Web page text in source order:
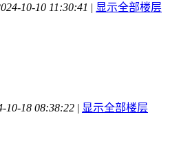
10-10 11:30:41 | 显示全部楼层
10-18 08:38:22 | 显示全部楼层